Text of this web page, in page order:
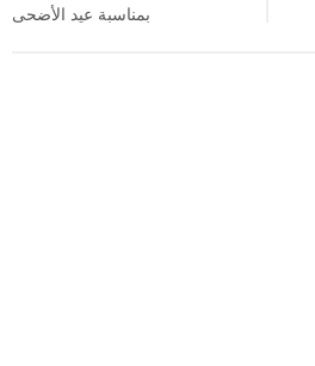
بمناسبة عيد الأضحى